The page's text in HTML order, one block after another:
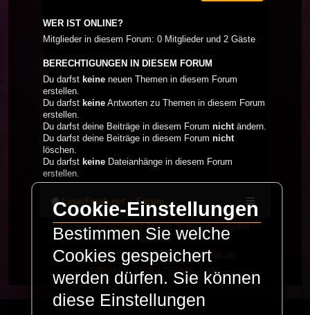
WER IST ONLINE?
Mitglieder in diesem Forum: 0 Mitglieder und 2 Gäste
BERECHTIGUNGEN IN DIESEM FORUM
Du darfst keine neuen Themen in diesem Forum
erstellen.
Du darfst keine Antworten zu Themen in diesem Forum
erstellen.
Du darfst deine Beiträge in diesem Forum nichtändern.
Du darfst deine Beiträge in diesem Forum nicht
löschen.
Du darfst keine Dateianhänge in diesem Forum
erstellen.
LaserFreak.net Forum
Powered by phpBB
® Forum Software © phpBB
Limited
Deutsche Übersetzung durchphpBB.de
PRIVACY_LINK
TERMS_LINK
Cookie-Einstellungen
Bestimmen Sie welche
Cookies gespeichert
werden dürfen. Sie können
diese Einstellungen